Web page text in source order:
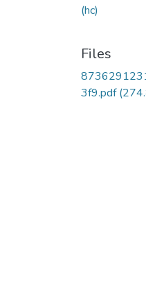
(hc)
Files
3f9.pdf